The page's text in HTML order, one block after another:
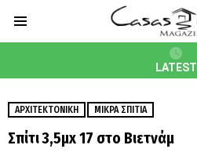
LATEST
ΑΡΧΙΤΕΚΤΟΝΙΚΉ ΜΙΚΡΆ ΣΠΊΤΙΑ
Σπίτι 3,5μx 17 στο Βιετνάμ